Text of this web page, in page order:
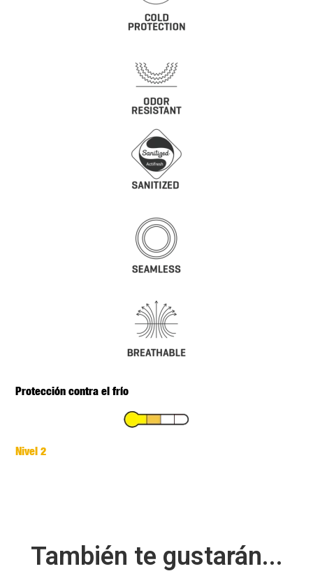
Protección contra el frío
Nivel 2
También te gustarán...